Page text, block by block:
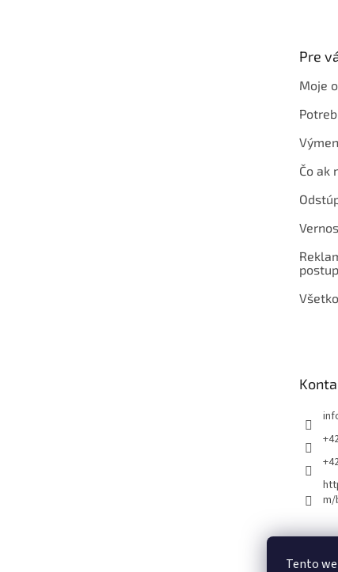
Tento
Pre
Moje
Čo ak
postup
m/